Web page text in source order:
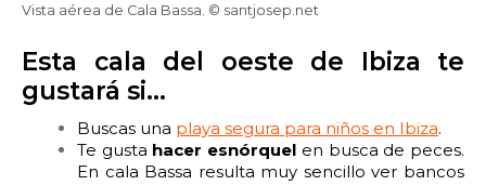
Vista aérea de Cala Bassa. © santjosep.net
Esta cala del oeste de Ibiza te
gustará si…
Buscas una playa segura para niños en Ibiza.
Te gusta hacer esnórquel en busca de peces.
En cala Bassa resulta muy sencillo ver bancos